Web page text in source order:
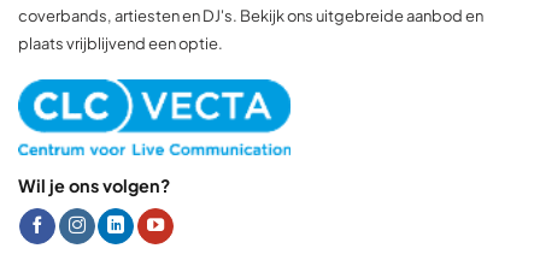
coverbands, artiesten en DJ's. Bekijk ons uitgebreide aanbod en
plaats vrijblijvend een optie.
Wil je ons volgen?